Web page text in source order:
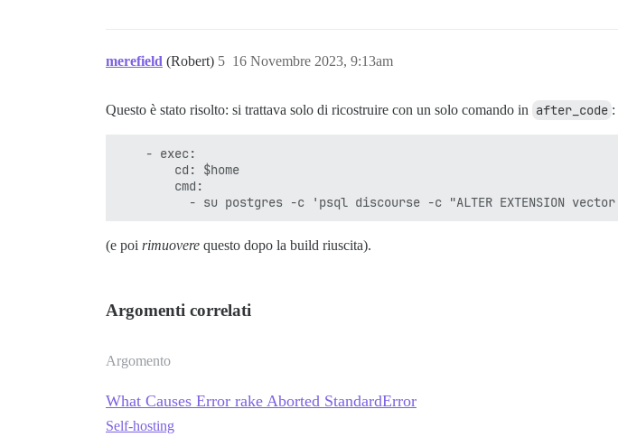
merefield (Robert) 16 Novembre 2023, 9:13am
5
Questo è stato risolto: si trattava solo di ricostruire con un solo comando in after_code :
    - exec:
        cd: $home
        cmd:
(e poi rimuovere questo dopo la build riuscita).
Argomenti correlati
Argomento
What Causes Error rake Aborted StandardError
Self-hosting